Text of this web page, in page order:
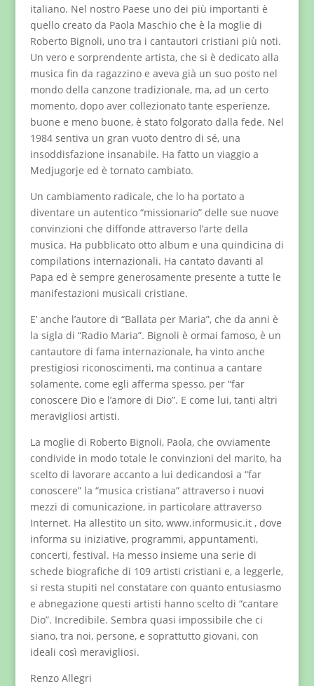
italiano. Nel nostro Paese uno dei più importanti è
quello creato da Paola Maschio che è la moglie di
Roberto Bignoli, uno tra i cantautori cristiani più noti.
Un vero e sorprendente artista, che si è dedicato alla
musica fin da ragazzino e aveva già un suo posto nel
mondo della canzone tradizionale, ma, ad un certo
momento, dopo aver collezionato tante esperienze,
buone e meno buone, è stato folgorato dalla fede. Nel
1984 sentiva un gran vuoto dentro di sé, una
insoddisfazione insanabile. Ha fatto un viaggio a
Medjugorje ed è tornato cambiato.
Un cambiamento radicale, che lo ha portato a
diventare un autentico “missionario” delle sue nuove
convinzioni che diffonde attraverso l’arte della
musica. Ha pubblicato otto album e una quindicina di
compilations internazionali. Ha cantato davanti al
Papa ed è sempre generosamente presente a tutte le
manifestazioni musicali cristiane.
E’ anche l’autore di “Ballata per Maria”, che da anni è
la sigla di “Radio Maria”. Bignoli è ormai famoso, è un
cantautore di fama internazionale, ha vinto anche
prestigiosi riconoscimenti, ma continua a cantare
solamente, come egli afferma spesso, per “far
conoscere Dio e l’amore di Dio”. E come lui, tanti altri
meravigliosi artisti.
La moglie di Roberto Bignoli, Paola, che ovviamente
condivide in modo totale le convinzioni del marito, ha
scelto di lavorare accanto a lui dedicandosi a “far
conoscere” la “musica cristiana” attraverso i nuovi
mezzi di comunicazione, in particolare attraverso
Internet. Ha allestito un sito, www.informusic.it , dove
informa su iniziative, programmi, appuntamenti,
concerti, festival. Ha messo insieme una serie di
schede biografiche di 109 artisti cristiani e, a leggerle,
si resta stupiti nel constatare con quanto entusiasmo
e abnegazione questi artisti hanno scelto di “cantare
Dio”. Incredibile. Sembra quasi impossibile che ci
siano, tra noi, persone, e soprattutto giovani, con
ideali così meravigliosi.
Renzo Allegri